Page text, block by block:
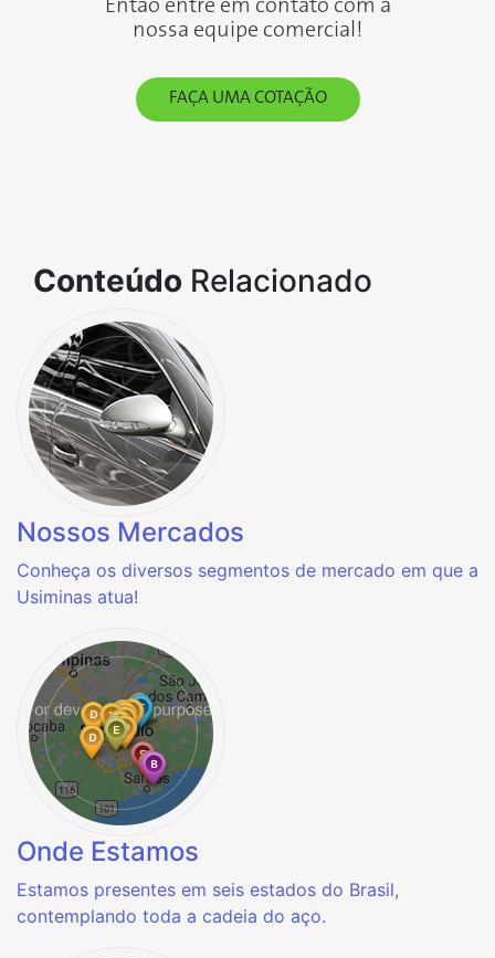
Então entre em contato com a
nossa equipe comercial!
FAÇA UMA COTAÇÃO
Conteúdo Relacionado
Nossos Mercados
Conheça os diversos segmentos de mercado em que a
Usiminas atua!
Onde Estamos
Estamos presentes em seis estados do Brasil,
contemplando toda a cadeia do aço.